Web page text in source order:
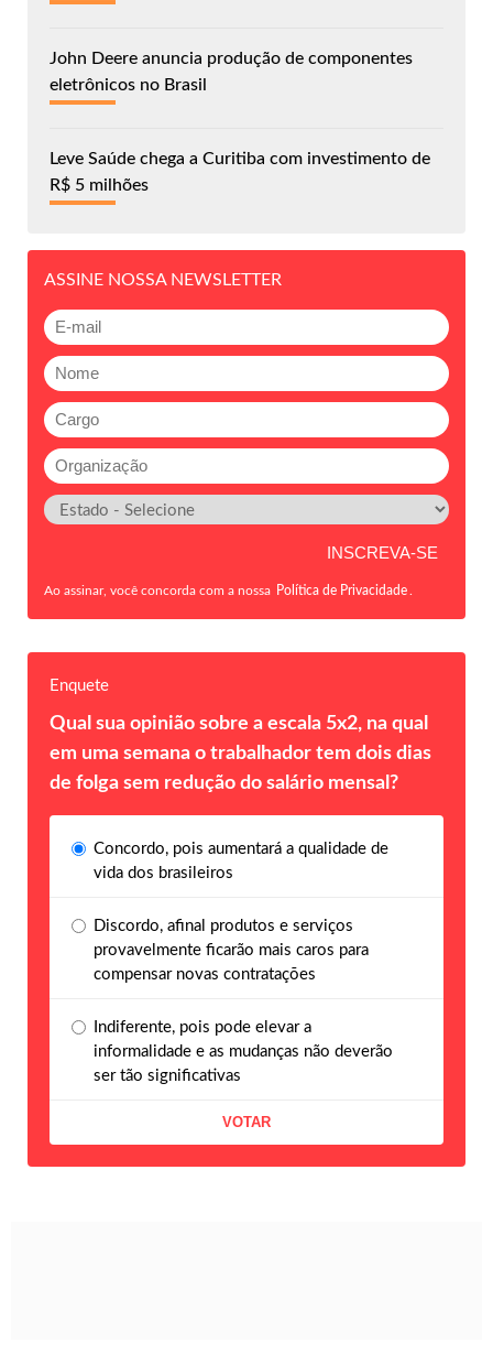
John Deere anuncia produção de componentes
eletrônicos no Brasil
Leve Saúde chega a Curitiba com investimento de
R$ 5 milhões
ASSINE NOSSA NEWSLETTER
Ao assinar, você concorda com a nossa Política de Privacidade
Enquete
Qual sua opinião sobre a escala 5x2, na qual
em uma semana o trabalhador tem dois dias
de folga sem redução do salário mensal?
Concordo, pois aumentará a qualidade de
vida dos brasileiros
Discordo, afinal produtos e serviços
provavelmente ficarão mais caros para
compensar novas contratações
Indiferente, pois pode elevar a
informalidade e as mudanças não deverão
ser tão significativas